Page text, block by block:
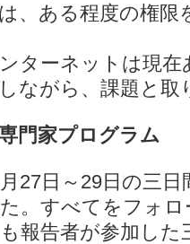
、ある程度の権
ターネットは現在
ながら、課題と取
門家プログラム
27日～29日の三日
。すべてをフォ
報告者が参加し